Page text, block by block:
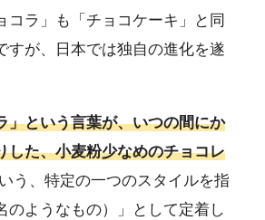
コラ」も「チョコケーキ」と同
すが、日本では独自の進化を遂
」という言葉が、いつの間にか
した、小麦粉少なめのチョコレ
う、特定の一つのスタイルを指
のようなもの）」として定着し